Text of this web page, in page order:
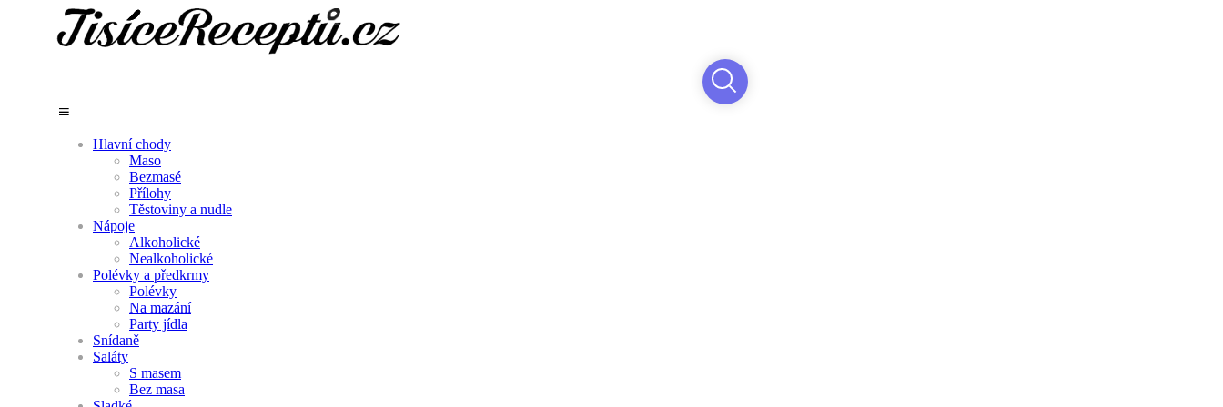
Hlavní chody
Maso
Bezmasé
Přílohy
Těstoviny a nudle
Nápoje
Alkoholické
Nealkoholické
Polévky a předkrmy
Polévky
Na mazání
Party jídla
Snídaně
Saláty
S masem
Bez masa